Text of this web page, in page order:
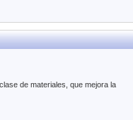
de materiales, que mejora la